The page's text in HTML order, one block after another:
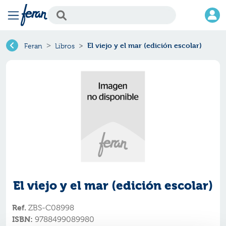
Feran Libros El viejo y el mar (edición escolar)
El viejo y el mar (edición escolar)
Ref. ZBS-C08998
ISBN: 9788499089980